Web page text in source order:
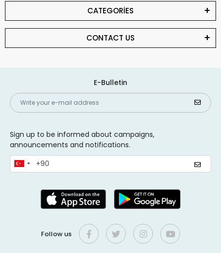
CATEGORİES
CONTACT US
E-Bulletin
Sign up to be informed about campaigns,
announcements and notifications.
Follow us